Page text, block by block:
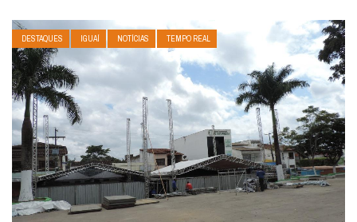
DESTAQUES IGUAÍ NOTÍCIAS TEMPO REAL